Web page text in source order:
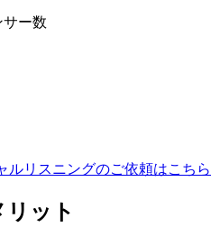
ー数
ルリスニングのご依頼はこちら
リット